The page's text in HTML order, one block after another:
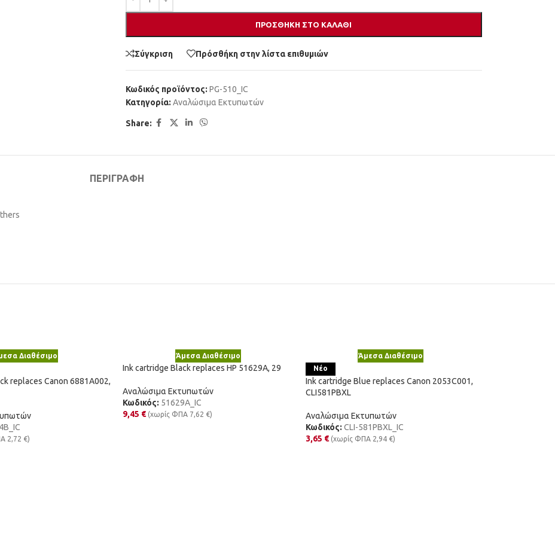
ΠΡΟΣΘΉΚΗ ΣΤΟ ΚΑΛΆΘΙ
Σύγκριση Πρόσθήκη στην λίστα επιθυμιών
Κωδικός προϊόντος: PG-510_IC
Κατηγορία: Αναλώσιμα Εκτυπωτών
Share:
ΠΕΡΙΓΡΑΦΉ
Διαθέσιμο
replaces Canon 6881A002,
2,72 €)
Άμεσα Διαθέσιμο
Ink cartridge Black replaces HP 51629A, 29
Αναλώσιμα Εκτυπωτών
Κωδικός: 51629A_IC
9,45 € (χωρίς ΦΠΑ 7,62 €)
Άμεσα Διαθέσιμο
Νέο
Ink cartridge Blue replaces Canon 2053C001,
CLI581PBXL
Αναλώσιμα Εκτυπωτών
Κωδικός: CLI-581PBXL_IC
3,65 € (χωρίς ΦΠΑ 2,94 €)